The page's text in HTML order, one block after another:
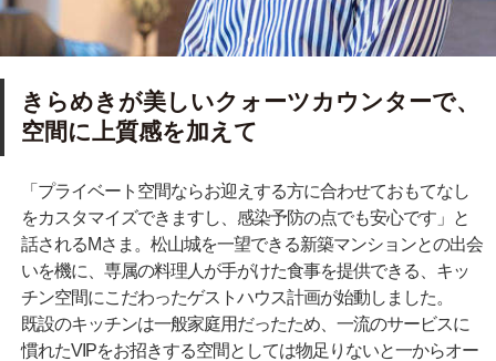
きらめきが美しいクォーツカウンターで、
空間に上質感を加えて
「プライベート空間ならお迎えする方に合わせておもてなし
をカスタマイズできますし、感染予防の点でも安心です」と
話されるMさま。松山城を一望できる新築マンションとの出会
いを機に、専属の料理人が手がけた食事を提供できる、キッ
チン空間にこだわったゲストハウス計画が始動しました。
既設のキッチンは一般家庭用だったため、一流のサービスに
慣れたVIPをお招きする空間としては物足りないと一からオー